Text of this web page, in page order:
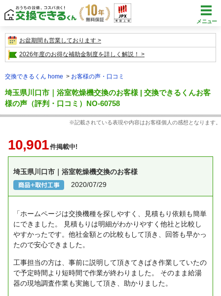
メニュー
お盆期間も営業しております
2026年度のお得な補助金制度を詳しく解説！
交換できるくん home お客様の声・口コミ
埼玉県川口市｜浴室乾燥機交換のお客様 | 交換できるくんお客
様の声（評判・口コミ）NO-60758
※記載されている表現や内容はお客様個人の感想となります。
10,901件掲載中!
埼玉県川口市｜浴室乾燥機交換のお客様
2020/07/29
「ホームページは交換機種を探しやすく、見積もり依頼も簡単
にできました。
見積もりは明細がわかりやすく他社と比較し
やすかったです。他社金額との比較もして頂き、回答も早かっ
たので安心できました。
工事担当の方は、事前に説明して頂きてきぱき作業していたの
で予定時間より短時間で作業が終わりました。
そのまま給湯
器の現地調査作業も実施して頂き、助かりました。